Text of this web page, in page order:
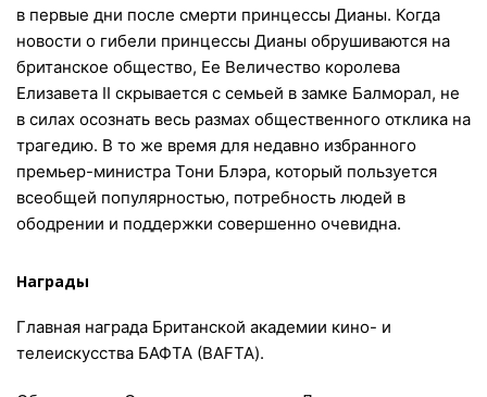
в первые дни после смерти принцессы Дианы. Когда
новости о гибели принцессы Дианы обрушиваются на
британское общество, Ее Величество королева
Елизавета II скрывается с семьей в замке Балморал, не
в силах осознать весь размах общественного отклика на
трагедию. В то же время для недавно избранного
премьер-министра Тони Блэра, который пользуется
всеобщей популярностью, потребность людей в
ободрении и поддержки совершенно очевидна.
Награды
Главная награда Британской академии кино- и
телеискусства БАФТА (BAFTA).